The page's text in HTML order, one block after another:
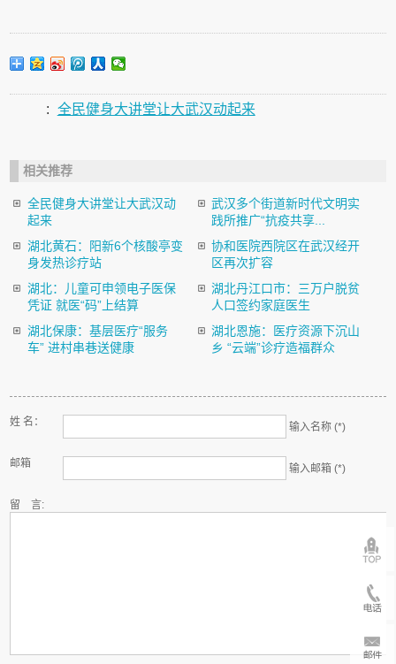
: 全民健身大讲堂让大武汉动起来
相关推荐
全民健身大讲堂让大武汉动
起来
武汉多个街道新时代文明实
践所推广“抗疫共享...
湖北黄石：阳新6个核酸亭变
身发热诊疗站
协和医院西院区在武汉经开
区再次扩容
湖北：儿童可申领电子医保
凭证 就医“码”上结算
湖北丹江口市：三万户脱贫
人口签约家庭医生
湖北保康：基层医疗“服务
车” 进村串巷送健康
湖北恩施：医疗资源下沉山
乡 “云端”诊疗造福群众
姓 名： 输入名称 (*)
邮箱 输入邮箱 (*)
留 言: